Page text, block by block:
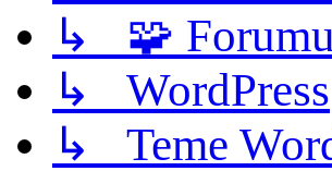
↳ 🧩
↳ WordPress
↳ Teme